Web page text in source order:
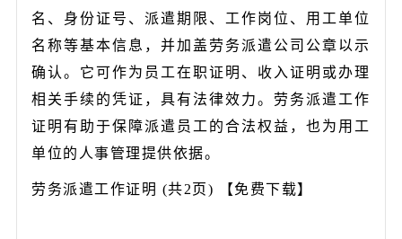
名、身份证号、派遣期限、工作岗位、用工单位
名称等基本信息，并加盖劳务派遣公司公章以示
确认。它可作为员工在职证明、收入证明或办理
相关手续的凭证，具有法律效力。劳务派遣工作
证明有助于保障派遣员工的合法权益，也为用工
单位的人事管理提供依据。
劳务派遣工作证明 (共2页) 【免费下载】